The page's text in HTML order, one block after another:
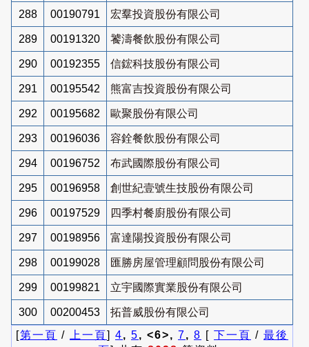
288 00190791 宏羣投資股份有限公司
289 00191320 饕濤餐飲股份有限公司
290 00192355 信鋐科技股份有限公司
291 00195542 熊富吉投資股份有限公司
292 00195682 歐聚股份有限公司
293 00196036 容銓餐飲股份有限公司
294 00196752 布武國際股份有限公司
295 00196958 創世紀壹號生技股份有限公司
296 00197529 四季村餐廚股份有限公司
297 00198956 富達陽投資股份有限公司
298 00199028 匯勝房屋管理顧問股份有限公司
299 00199821 立宇國際實業股份有限公司
300 00200453
拓普威股份有限公司
[第一頁 / 上一頁] 4, 5, <6>, 7, 8 [ 下一頁 / 最後